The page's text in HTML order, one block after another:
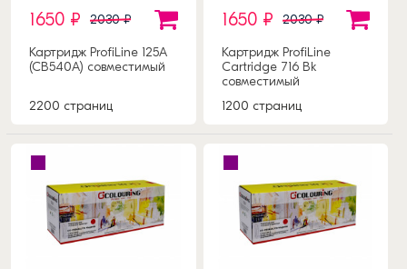
1650 ₽ 2030 ₽
Картридж ProfiLine 125A
(CB540A) совместимый
2200 страниц
1650 ₽ 2030 ₽
Картридж ProfiLine
Cartridge 716 Bk
совместимый
1200 страниц